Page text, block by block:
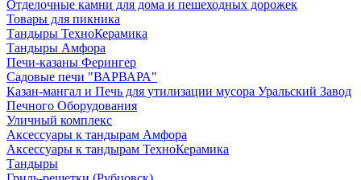
Отделочные камни для дома и пешеходных дорожек
Товары для пикника
Тандыры ТехноКерамика
Тандыры Амфора
Печи-казаны Ферингер
Садовые печи "ВАРВАРА"
Казан-мангал и Печь для утилизации мусора Уральский Завод
Печного Оборудования
Уличный комплекс
Аксессуары к тандырам Амфора
Аксессуары к тандырам ТехноКерамика
Тандыры